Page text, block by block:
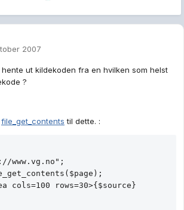
2007
ut kildekoden fra en hvilken som helst
?
file_get_contents til dette. :
www.vg.no";
cols=100 rows=30>{$source}